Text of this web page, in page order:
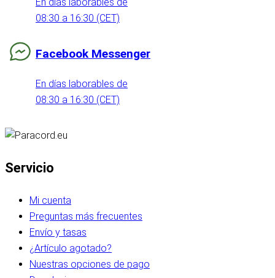
08:30 a 16:30 (CET)
Facebook Messenger
En días laborables de
08:30 a 16:30 (CET)
Servicio
Mi cuenta
Preguntas más frecuentes
Envío y tasas
¿Artículo agotado?
Nuestras opciones de pago